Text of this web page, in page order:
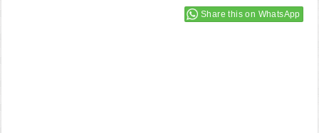
Share this on WhatsApp